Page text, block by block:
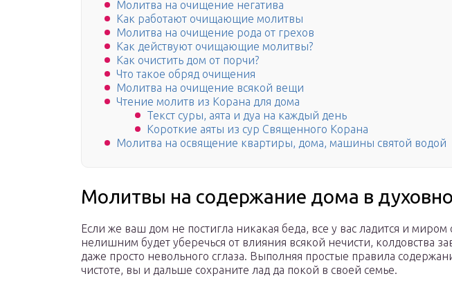
Молитва на очищение негатива
Как работают очищающие молитвы
Молитва на очищение рода от грехов
Как действуют очищающие молитвы?
Как очистить дом от порчи?
Что такое обряд очищения
Молитва на очищение всякой вещи
Чтение молитв из Корана для дома
Текст суры, аята и дуа на каждый день
Короткие аяты из сур Священного Корана
Молитва на освящение квартиры, дома, машины святой водой
Молитвы на содержание дома в
Если же ваш дом не постигла никакая беда, все у вас ладится и миром
нелишним будет уберечься от влияния всякой нечисти, колдовства
даже просто невольного сглаза. Выполняя простые правила
чистоте, вы и дальше сохраните лад да покой в своей семье.